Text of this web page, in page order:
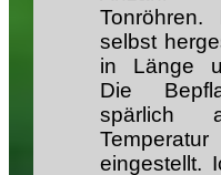
selbst
in Länge
Die
spärlich
eingestellt.